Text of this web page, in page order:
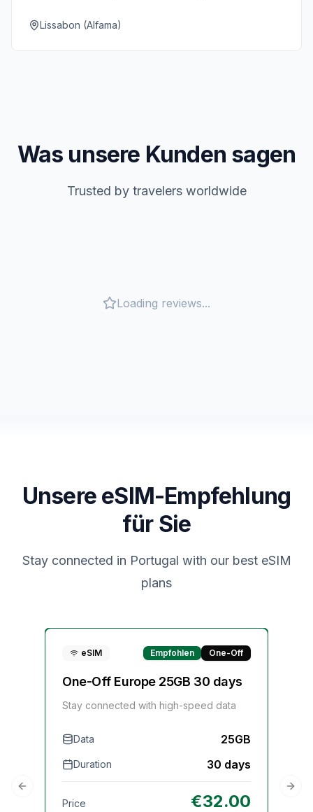
Lissabon (Alfama)
Was unsere Kunden sagen
Trusted by travelers worldwide
Loading reviews...
Unsere eSIM-Empfehlung
für Sie
Stay connected in Portugal with our best eSIM
plans
eSIM Empfohlen One-Off
One-Off Europe 25GB 30 days
Stay connected with high-speed data
Data 25GB
Duration 30 days
Price €32.00
Previous slide